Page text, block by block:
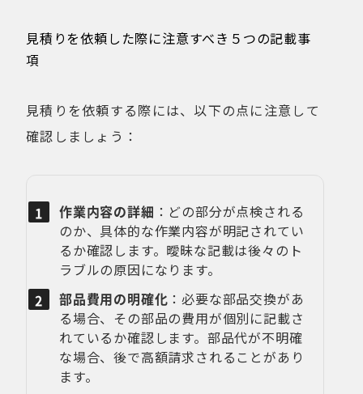
見積りを依頼した際に注意すべき５つの記載事
項
見積りを依頼する際には、以下の点に注意して
確認しましょう：
作業内容の詳細 ：どの部分が点検される
のか、具体的な作業内容が明記されてい
るか確認します。曖昧な記載は後々のト
ラブルの原因になります。
部品費用の明確化 ：必要な部品交換があ
る場合、その部品の費用が個別に記載さ
れているか確認します。部品代が不明確
な場合、後で高額請求されることがあり
ます。